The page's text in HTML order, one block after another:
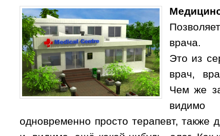
врача.
Это из
врач,
Чем же
видимо
одновременно просто терапевт, также